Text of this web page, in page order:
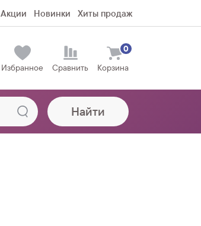
Акции Новинки Хиты продаж
Избранное Сравнить Корзина
0
Найти